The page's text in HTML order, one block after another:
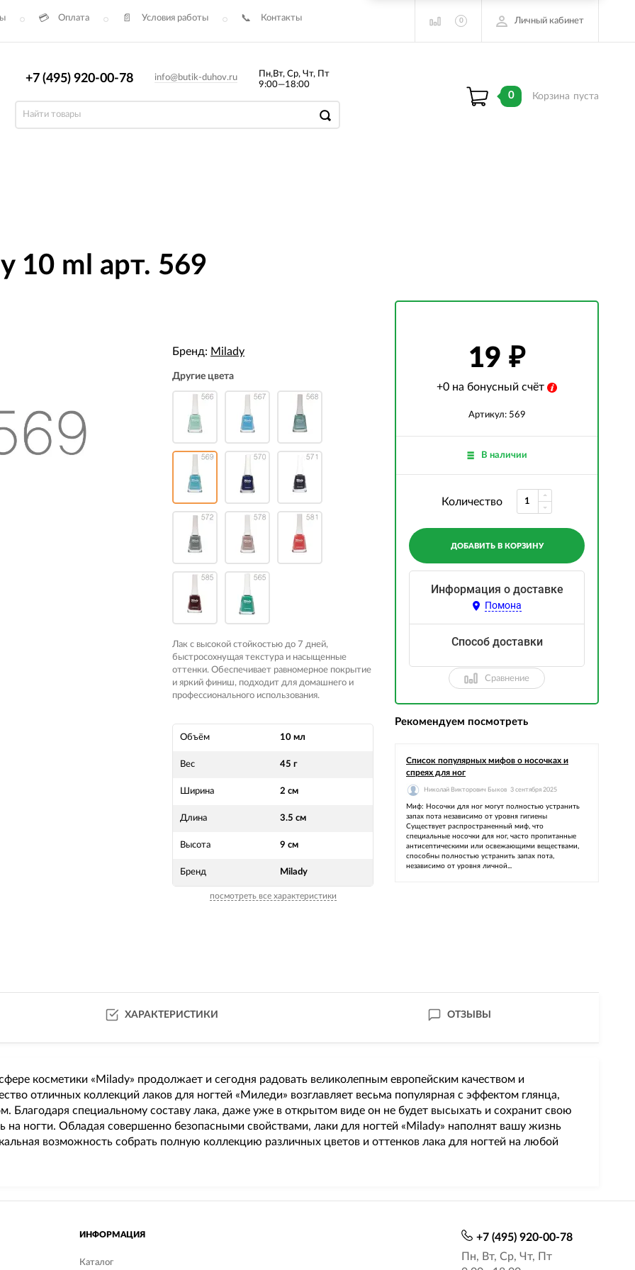
Оплата Условия работы Контакты 0 Личный кабинет
+7 (495) 920-00-78 info@butik-duhov.ru
Пн,Вт, Ср, Чт, Пт
9:00—18:00
0 Корзина пуста
10 ml арт. 569
Бренд: Milady
Другие цвета
Лак с высокой стойкостью до 7 дней,
быстросохнущая текстура и насыщенные
оттенки. Обеспечивает равномерное покрытие
и яркий финиш, подходит для домашнего и
профессионального использования.
Объём 10 мл
Вес 45 г
Ширина 2 см
Длина 3.5 см
Высота 9 см
Бренд Milady
посмотреть все характеристики
19
+0 на бонусный счёт
Артикул: 569
В наличии
Количество
ДОБАВИТЬ В КОРЗИНУ
Информация о доставке
Помона
Способ доставки
Сравнение
Рекомендуем посмотреть
Список популярных мифов о носочках и
спреях для ног
Николай Викторович Быков 3 сентября 2025
Миф: Носочки для ног могут полностью устранить
запах пота независимо от уровня гигиены
Существует распространенный миф, что
специальные носочки для ног, часто пропитанные
антисептическими или освежающими веществами,
способны полностью устранить запах пота,
независимо от уровня личной...
ХАРАКТЕРИСТИКИ ОТЗЫВЫ
косметики «Milady» продолжает и сегодня радовать великолепным европейским качеством и
отличных коллекций лаков для ногтей «Миледи» возглавляет весьма популярная с эффектом глянца,
Благодаря специальному составу лака, даже уже в открытом виде он не будет высыхать и сохранит свою
на ногти. Обладая совершенно безопасными свойствами, лаки для ногтей «Milady» наполнят вашу жизнь
возможность собрать полную коллекцию различных цветов и оттенков лака для ногтей на любой
ИНФОРМАЦИЯ
Каталог
+7 (495) 920-00-78
Пн, Вт, Ср, Чт, Пт